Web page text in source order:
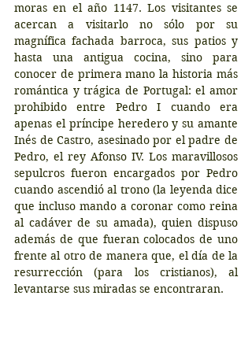
moras en el año 1147. Los visitantes se
acercan a visitarlo no sólo por su
magnífica fachada barroca, sus patios y
hasta una antigua cocina, sino para
conocer de primera mano la historia más
romántica y trágica de Portugal: el amor
prohibido entre Pedro I cuando era
apenas el príncipe heredero y su amante
Inés de Castro, asesinado por el padre de
Pedro, el rey Afonso IV. Los maravillosos
sepulcros fueron encargados por Pedro
cuando ascendió al trono (la leyenda dice
que incluso mando a coronar como reina
al cadáver de su amada), quien dispuso
además de que fueran colocados de uno
frente al otro de manera que, el día de la
resurrección (para los cristianos), al
levantarse sus miradas se encontraran.